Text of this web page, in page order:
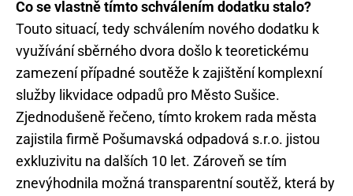
Co se vlastně tímto schválením dodatku stalo?
Touto situací, tedy schválením nového dodatku k
využívání sběrného dvora došlo k teoretickému
zamezení případné soutěže k zajištění komplexní
služby likvidace odpadů pro Město Sušice.
Zjednodušeně řečeno, tímto krokem rada města
zajistila firmě Pošumavská odpadová s.r.o. jistou
exkluzivitu na dalších 10 let. Zároveň se tím
znevýhodnila možná transparentní soutěž, která by